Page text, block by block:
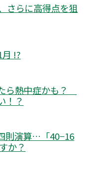
さらに高得点を狙
!?
ら熱中症かも？
！？
則演算…「40−16
か？